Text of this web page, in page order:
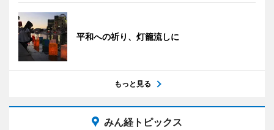
平和への祈り、灯籠流しに
もっと見る
みん経トピックス